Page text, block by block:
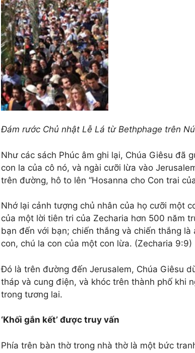
Đám rước Chủ nhật Lễ Lá từ Bethphage trên
Như các sách Phúc âm ghi lại, Chúa Giêsu đã
con la của cô nó, và ngài cưỡi lừa vào
trên đường, hô to lên “Hosanna cho Con trai
Nhớ lại cảnh tượng chủ nhân của họ cưỡi một
của một lời tiên tri của Zecharia hơn 500 năm
bạn đến với bạn; chiến thắng và chiến thắng
con, chú la con của một con lừa. (Zecharia 9:9)
Đó là trên đường đến Jerusalem, Chúa Giêsu
tháp và cung điện, và khóc trên thành phố khi
trong tương lai.
‘Khối gắn kết’ được truy vấn
Phía trên bàn thờ trong nhà thờ là một bức